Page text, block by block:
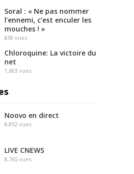
Soral : « Ne pas nommer
l’ennemi, c’est enculer les
mouches ! »
838 vues
Chloroquine: La victoire du
net
1,603 vues
Noovo en direct
8,852 vues
LIVE CNEWS
8,765 vues